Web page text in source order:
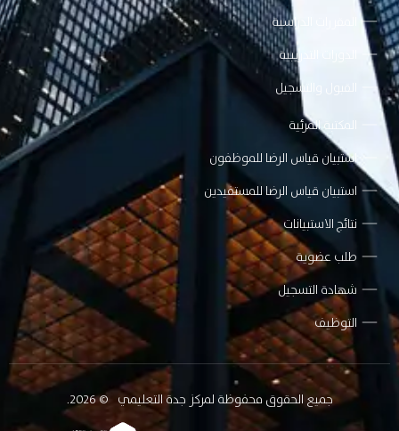
المقررات الدراسية
الدورات التدريبية
القبول والتسجيل
المكتبة المرئية
استبيان قياس الرضا للموظفون
استبيان قياس الرضا للمستفيدين
نتائج الاستبيانات
طلب عضوية
شهادة التسجيل
التوظيف
جميع الحقوق محفوظة لمركز جدة التعليمي © 2026.